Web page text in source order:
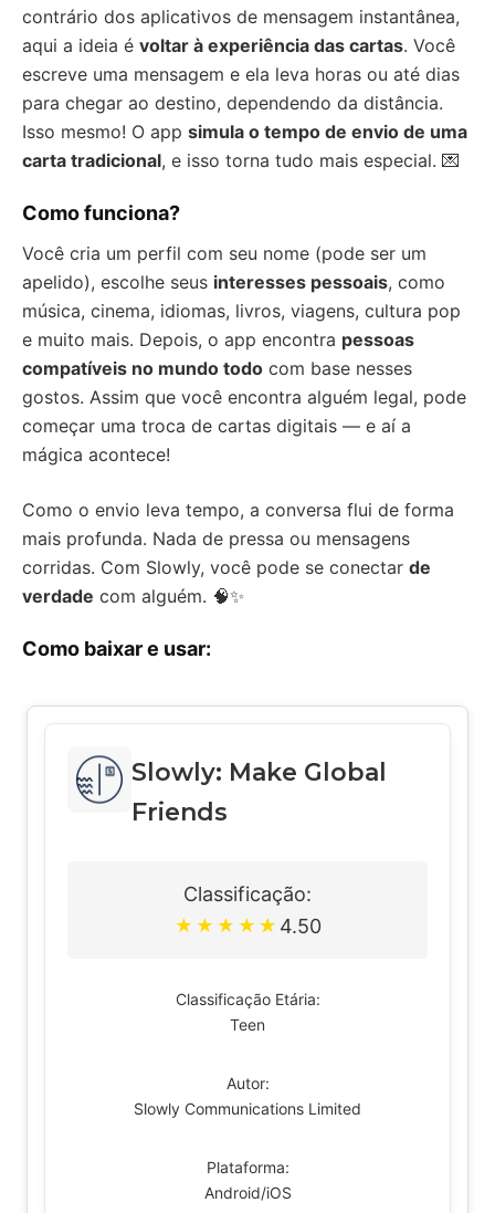
contrário dos aplicativos de mensagem instantânea,
aqui a ideia é voltar à experiência das cartas. Você
escreve uma mensagem e ela leva horas ou até dias
para chegar ao destino, dependendo da distância.
Isso mesmo! O app simula o tempo de envio de uma
carta tradicional, e isso torna tudo mais especial. 💌
Como funciona?
Você cria um perfil com seu nome (pode ser um
apelido), escolhe seus interesses pessoais, como
música, cinema, idiomas, livros, viagens, cultura pop
e muito mais. Depois, o app encontra pessoas
compatíveis no mundo todo com base nesses
gostos. Assim que você encontra alguém legal, pode
começar uma troca de cartas digitais — e aí a
mágica acontece!
Como o envio leva tempo, a conversa flui de forma
mais profunda. Nada de pressa ou mensagens
corridas. Com Slowly, você pode se conectar de
verdade com alguém. 🧠✨
Como baixar e usar:
Slowly: Make Global
Friends
Classificação:
★ ★ ★ ★ ★ 4.50
Classificação Etária:
Teen
Autor:
Slowly Communications Limited
Plataforma:
Android/iOS